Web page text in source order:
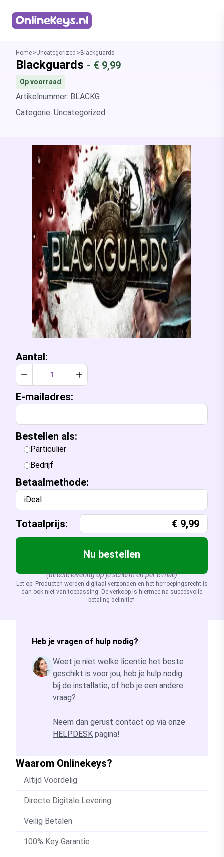
Home Uncategorized Blackguards
Blackguards - € 9,99
Op voorraad
Artikelnummer: BLACKG
Categorie: Uncategorized
Aantal:
Verlaag aantal met 1Verhoog aantal met 1
E-mailadres:
Bestellen als:
Particulier
Bedrijf
Betaalmethode:
iDeal
Totaalprijs: € 9,99
Nu bestellen
(directe levering op je scherm en per e-mail)
Let op: Producten worden digitaal verzonden en het herroepingsrecht is
dan ook niet van toepassing. De verkoop is hiermee na succesvolle
betaling definitief.
Heb je vragen of hulp nodig?
Weet je niet welke licentie het beste
geschikt is voor jou, heb je hulp nodig
bij de installatie, of heb je een andere
vraag?
Neem dan gerust contact op via onze
HELPDESK pagina!
Waarom Onlinekeys?
Altijd Voordelig
Directe Digitale Levering
Veilig Betalen
100% Key Garantie